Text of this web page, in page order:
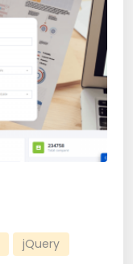
jQuery